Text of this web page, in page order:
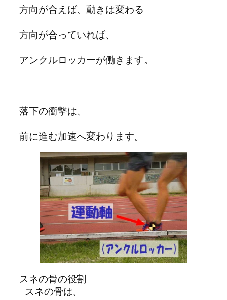
方向が合えば、動きは変わる
方向が合っていれば、
アンクルロッカーが働きます。
落下の衝撃は、
前に進む加速へ変わります。
スネの骨の役割
スネの骨は、